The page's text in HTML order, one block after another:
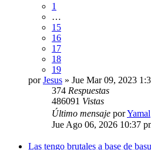
1
…
15
16
17
18
19
porJesus » Jue Mar 09, 2023
374 Respuestas
486091 Vistas
Último mensaje porYamal
Jue Ago 06, 2026 10:37
Las tengo brutales a base de